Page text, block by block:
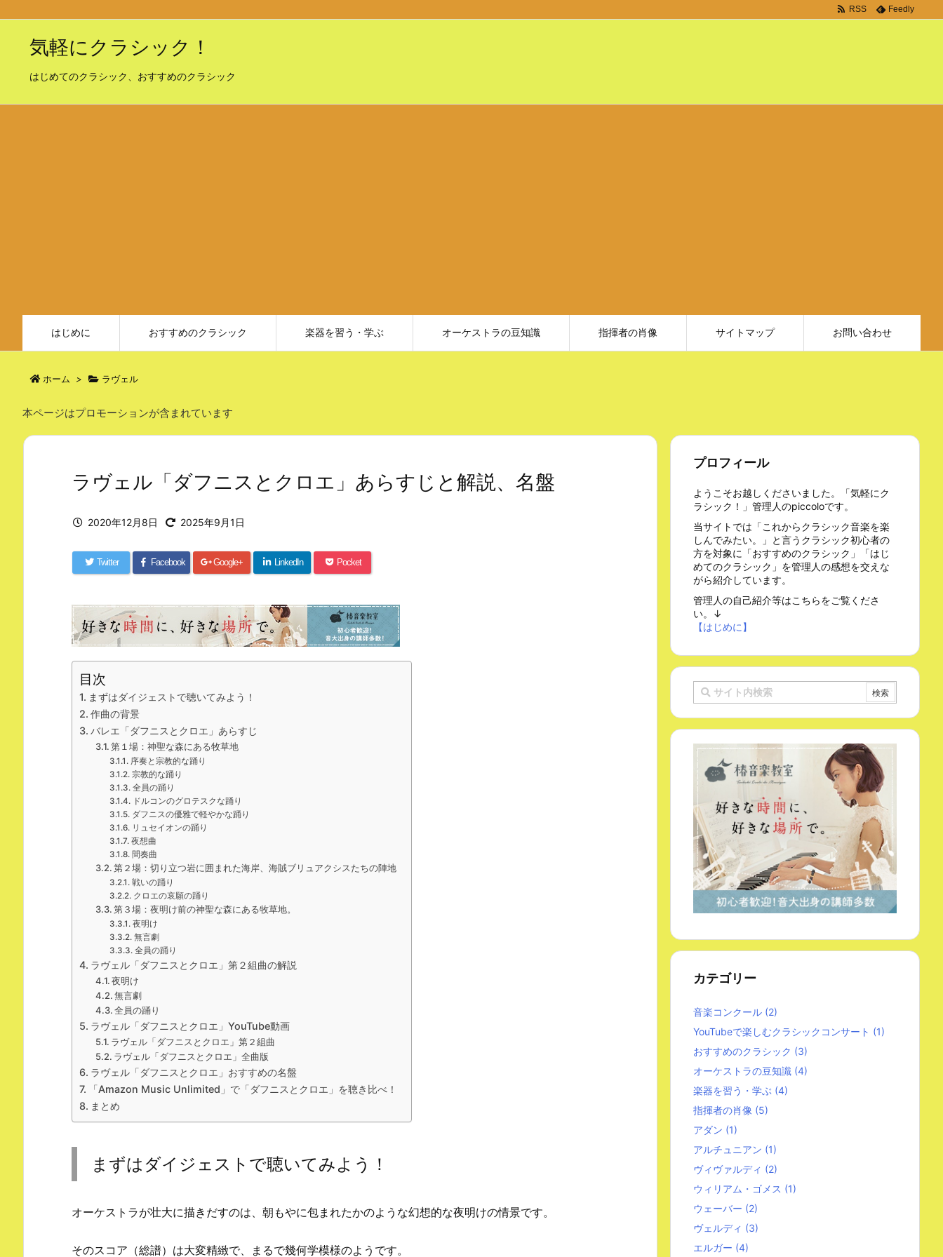
気軽にクラシック！
はじめてのクラシック、おすすめのクラシック
はじめに おすすめのクラシック 楽器を習う・学ぶ オーケストラの豆知識 指揮者の肖像 サイトマップ お問い合わせ
RSS Feedly
ホーム > ラヴェル
本ページはプロモーションが含まれています
ラヴェル「ダフニスとクロエ」あらすじと解説、名盤
2020年12月8日 2025年9月1日
Twitter Facebook Google+ LinkedIn Pocket
目次
まずはダイジェストで聴いてみよう！
作曲の背景
バレエ「ダフニスとクロエ」あらすじ
第１場：神聖な森にある牧草地
序奏と宗教的な踊り
宗教的な踊り
全員の踊り
ドルコンのグロテスクな踊り
ダフニスの優雅で軽やかな踊り
リュセイオンの踊り
夜想曲
間奏曲
第２場：切り立つ岩に囲まれた海岸、海賊ブリュアクシスたちの陣地
戦いの踊り
クロエの哀願の踊り
第３場：夜明け前の神聖な森にある牧草地。
夜明け
無言劇
全員の踊り
ラヴェル「ダフニスとクロエ」第２組曲の解説
夜明け
無言劇
全員の踊り
ラヴェル「ダフニスとクロエ」YouTube動画
ラヴェル「ダフニスとクロエ」第２組曲
ラヴェル「ダフニスとクロエ」全曲版
ラヴェル「ダフニスとクロエ」おすすめの名盤
「Amazon Music Unlimited」で「ダフニスとクロエ」を聴き比べ！
まとめ
まずはダイジェストで聴いてみよう！
オーケストラが壮大に描きだすのは、朝もやに包まれたかのような幻想的な夜明けの情景です。
そのスコア（総譜）は大変精緻で、まるで幾何学模様のようです。
プロフィール
ようこそお越しくださいました。「気軽にク
ラシック！」管理人のpiccoloです。
当サイトでは「これからクラシック音楽を楽
しんでみたい。」と言うクラシック初心者の
方を対象に「おすすめのクラシック」「はじ
めてのクラシック」を管理人の感想を交えな
がら紹介しています。
管理人の自己紹介等はこちらをご覧くださ
い。↓
【はじめに】
カテゴリー
音楽コンクール (2)
YouTubeで楽しむクラシックコンサート (1)
おすすめのクラシック (3)
オーケストラの豆知識 (4)
楽器を習う・学ぶ (4)
指揮者の肖像 (5)
アダン (1)
アルチュニアン (1)
ヴィヴァルディ (2)
ウィリアム・ゴメス (1)
ウェーバー (2)
ヴェルディ (3)
エルガー (4)